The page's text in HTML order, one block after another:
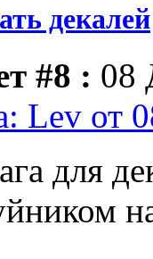
декалей
#8 : 08
Lev от
для